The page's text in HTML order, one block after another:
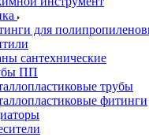
для
сантехнические
ПП
трубы
фитинги